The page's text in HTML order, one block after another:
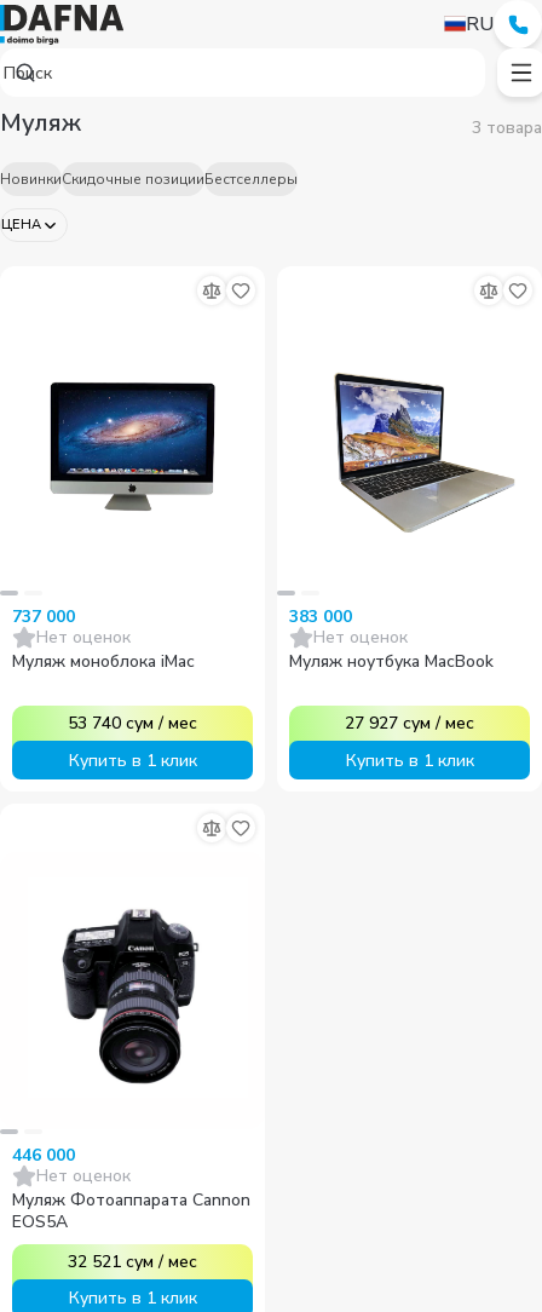
RU
ЦЕНА
Муляж 3 товара
НовинкиСкидочные позицииБестселлеры
737 000
Нет оценок
Муляж моноблока iMac
53 740 сум /мес
Купить в 1 клик
383 000
Нет оценок
Муляж ноутбука MacBook
27 927 сум /мес
Купить в 1 клик
446 000
Нет оценок
Муляж Фотоаппарата Cannon
EOS5A
32 521 сум /мес
Купить в 1 клик